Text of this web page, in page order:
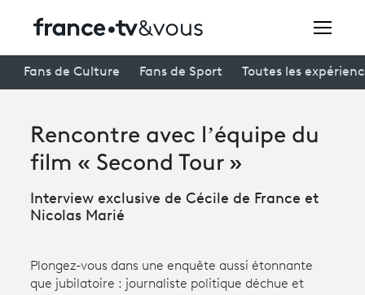
Festivals
Creators
À la une
À votre écoute
Fans de Culture Fans de Sport Toutes les
Rencontre avec l’équipe du
film « Second Tour »
Interview exclusive de Cécile de France et
Nicolas Marié
Plongez-vous dans une enquête aussi étonnante
que jubilatoire : journaliste politique déchue et